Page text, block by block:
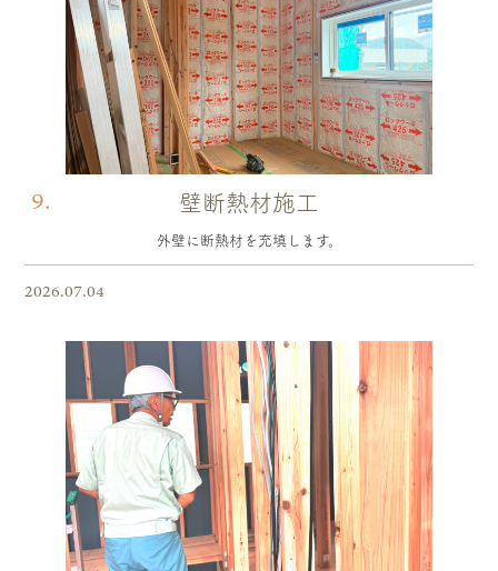
9. 壁断熱材施工
外壁に断熱材を充填します。
2026.07.04